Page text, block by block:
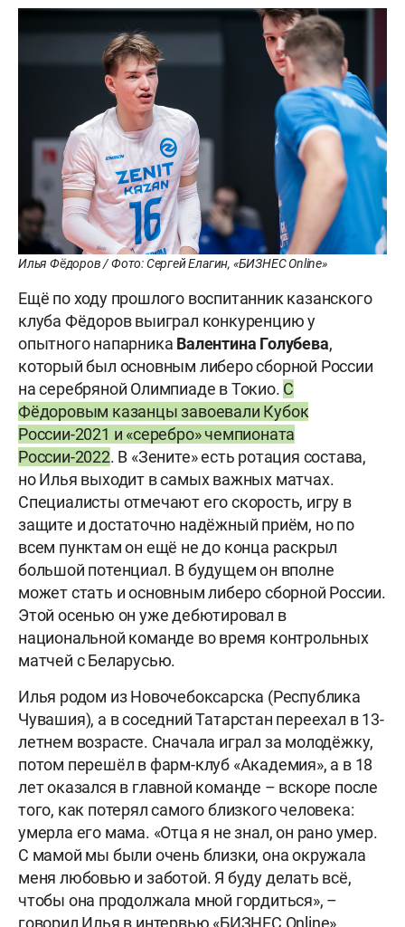
Илья Фёдоров / Фото: Сергей Елагин, «БИЗНЕС Online»
Ещё по ходу прошлого воспитанник казанского
клуба Фёдоров выиграл конкуренцию у
опытного напарника Валентина Голубева,
который был основным либеро сборной России
на серебряной Олимпиаде в Токио. С
Фёдоровым казанцы завоевали Кубок
России-2021 и «серебро» чемпионата
России-2022. В «Зените» есть ротация состава,
но Илья выходит в самых важных матчах.
Специалисты отмечают его скорость, игру в
защите и достаточно надёжный приём, но по
всем пунктам он ещё не до конца раскрыл
большой потенциал. В будущем он вполне
может стать и основным либеро сборной России.
Этой осенью он уже дебютировал в
национальной команде во время контрольных
матчей с Беларусью.
Илья родом из Новочебоксарска (Республика
Чувашия), а в соседний Татарстан переехал в 13-
летнем возрасте. Сначала играл за молодёжку,
потом перешёл в фарм-клуб «Академия», а в 18
лет оказался в главной команде – вскоре после
того, как потерял самого близкого человека:
умерла его мама. «Отца я не знал, он рано умер.
С мамой мы были очень близки, она окружала
меня любовью и заботой. Я буду делать всё,
чтобы она продолжала мной гордиться», –
говорил Илья в интервью «БИЗНЕС Online».